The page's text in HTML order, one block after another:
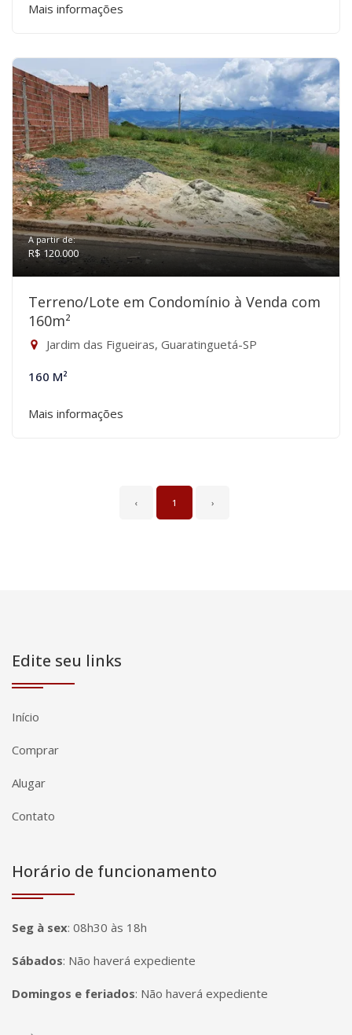
Mais informações
A partir de:
R$ 120.000
Terreno/Lote em Condomínio à Venda com
160m²
Jardim das Figueiras, Guaratinguetá-SP
160 M²
Mais informações
‹ 1 ›
Edite seu links
Início
Comprar
Alugar
Contato
Horário de funcionamento
Seg à sex: 08h30 às 18h
Sábados: Não haverá expediente
Domingos e feriados: Não haverá expediente